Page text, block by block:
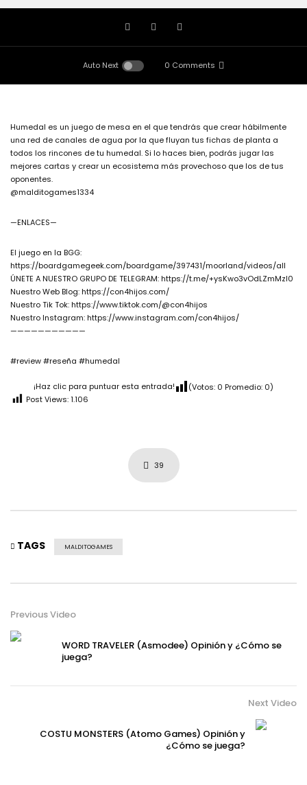
Auto Next 0 Comments
Humedal es un juego de mesa en el que tendrás que crear hábilmente
una red de canales de agua por la que fluyan tus fichas de planta a
todos los rincones de tu humedal. Si lo haces bien, podrás jugar las
mejores cartas y crear un ecosistema más provechoso que los de tus
oponentes.
@malditogames1334
—ENLACES—
El juego en la BGG:
https://boardgamegeek.com/boardgame/397431/moorland/videos/all
ÚNETE A NUESTRO GRUPO DE TELEGRAM: https://t.me/+ysKwo3vOdLZmMzI0
Nuestro Web Blog: https://con4hijos.com/
Nuestro Tik Tok: https://www.tiktok.com/@con4hijos
Nuestro Instagram: https://www.instagram.com/con4hijos/
———————————
#review #reseña #humedal
¡Haz clic para puntuar esta entrada! (Votos: 0 Promedio: 0)
Post Views:1.106
39
TAGS MALDITOGAMES
Previous Video
WORD TRAVELER (Asmodee) Opinión y ¿Cómo se
juega?
Next Video
COSTU MONSTERS (Atomo Games) Opinión y
¿Cómo se juega?